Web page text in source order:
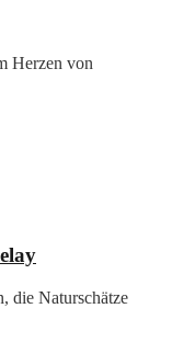
Herzen von
die Naturschätze